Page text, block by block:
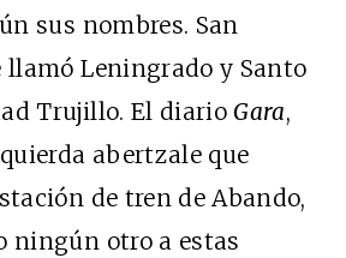
sus nombres. San
llamó Leningrado y Santo
Trujillo. El diarioGara,
abertzale que
de tren de Abando,
ningún otro a estas